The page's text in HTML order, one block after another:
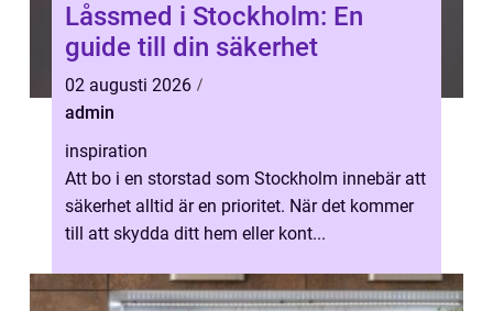
Låssmed i Stockholm: En
guide till din säkerhet
02 augusti 2026
admin
inspiration
Att bo i en storstad som Stockholm innebär att
säkerhet alltid är en prioritet. När det kommer
till att skydda ditt hem eller kont...